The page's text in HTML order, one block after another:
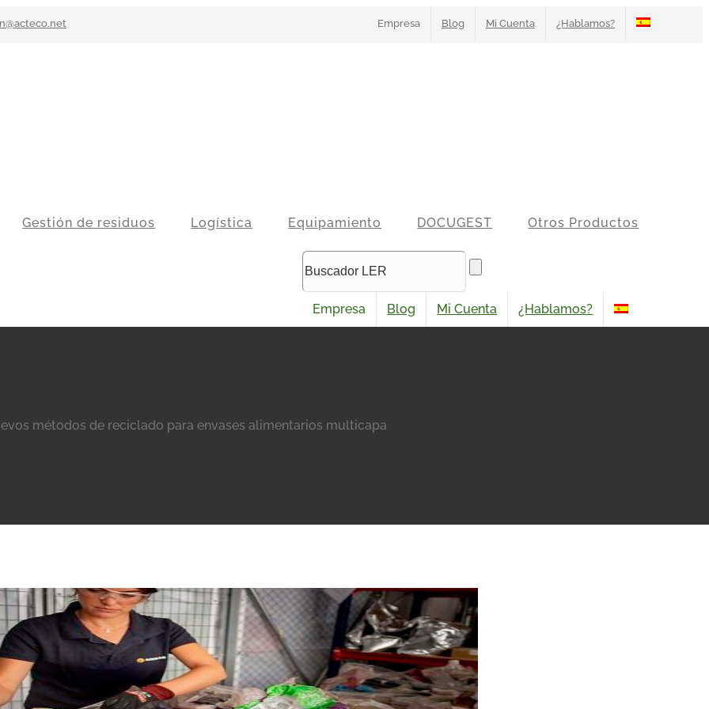
Empresa Blog Mi Cuenta ¿Hablamos?
Gestión de residuos Logística Equipamiento DOCUGEST Otros Productos
Empresa Blog Mi Cuenta ¿Hablamos?
métodos de reciclado para envases alimentarios multicapa